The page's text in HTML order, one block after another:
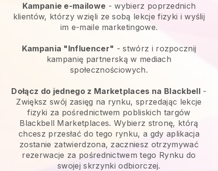
Kampanie e-mailowe - wybierz poprzednich
klientów, którzy wzięli ze sobą lekcje fizyki i wyślij
im e-maile marketingowe.
Kampania "Influencer" - stwórz i rozpocznij
kampanię partnerską w mediach
społecznościowych.
Dołącz do jednego z Marketplaces na Blackbell-
Zwiększ swój zasięg na rynku, sprzedając lekcje
fizyki za pośrednictwem pobliskich targów
Blackbell Marketplaces. Wybierz stronę, którą
chcesz przesłać do tego rynku, a gdy aplikacja
zostanie zatwierdzona, zaczniesz otrzymywać
rezerwacje za pośrednictwem tego Rynku do
swojej skrzynki odbiorczej.